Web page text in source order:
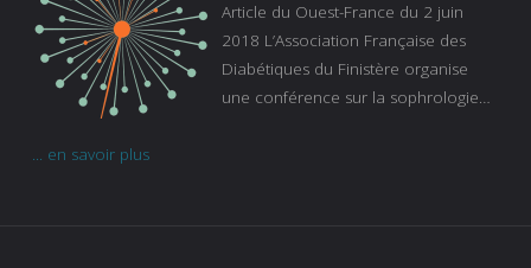
de la Caisse primaire d’assurance-
maladie. C’est aussi une pathologie
qui peut être handicapante et coûte
cher quand on sait que 37 % des
Article du Ouest-France du 2 juin
2018 L’Association Française des
Diabétiques du Finistère organise
une conférence sur la sophrologie
... en savoir plus